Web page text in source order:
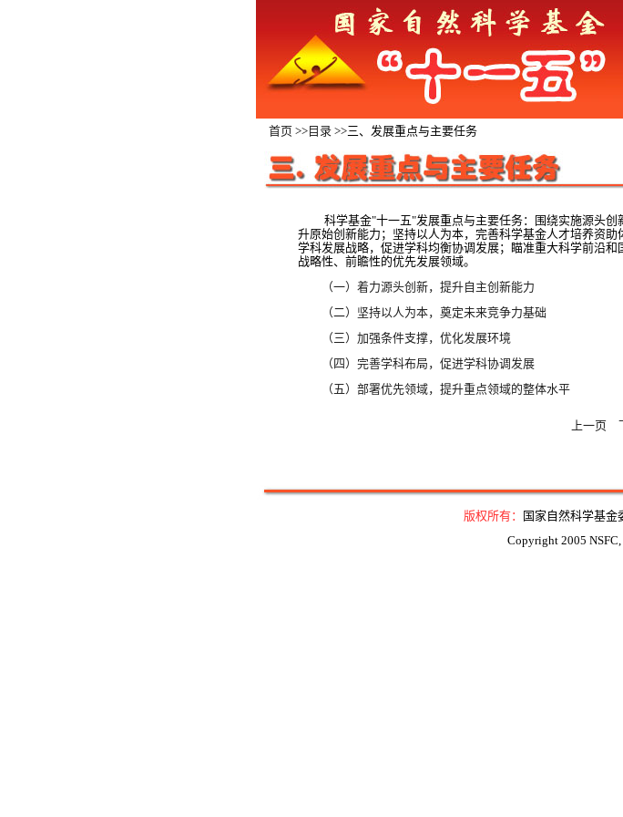
首页 >> 目录 >>三、发展重点与主要任务
科学基金"十一五"发展重点与主要任务：围绕实施源头创
升原始创新能力；坚持以人为本，完善科学基金人才培养资
学科发展战略，促进学科均衡协调发展；瞄准重大科学前沿
战略性、前瞻性的优先发展领域。
（一）着力源头创新，提升自主创新能力
（二）坚持以人为本，奠定未来竞争力基础
（三）加强条件支撑，优化发展环境
（四）完善学科布局，促进学科协调发展
（五）部署优先领域，提升重点领域的整体水平
上一页
版权所有：
国家自然科学基金
Copyright 2005